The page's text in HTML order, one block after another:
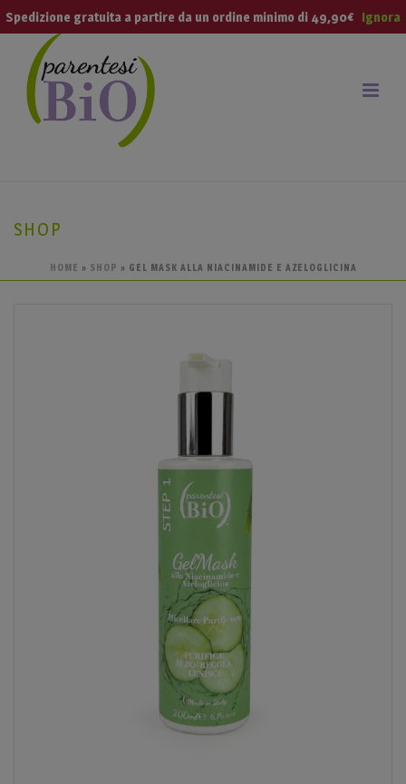
SHOP
HOME » SHOP » GEL MASK ALLA NIACINAMIDE E AZELOGLICINA
Spedizione gratuita a partire da un ordine minimo di 49,90€ Ignora
modal-check